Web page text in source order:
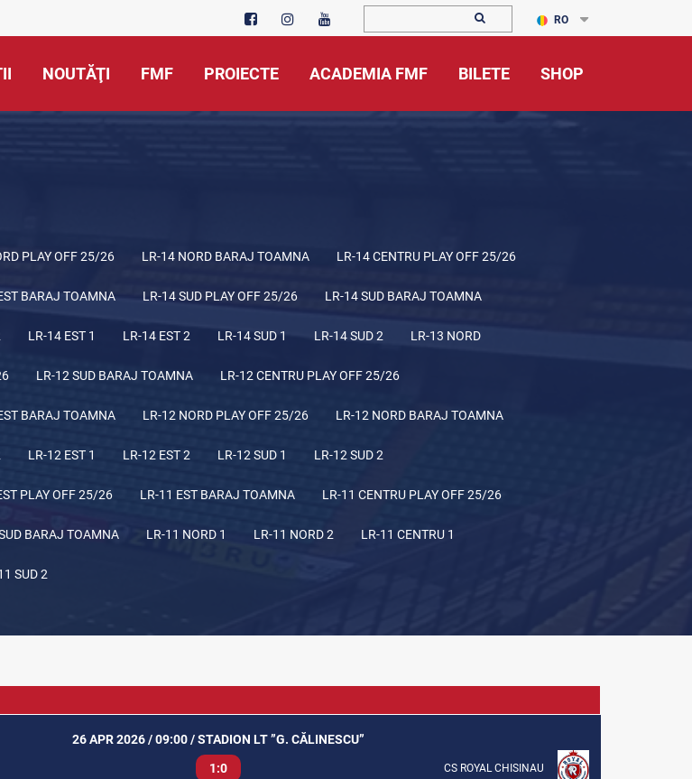
RO
NOUTĂŢI FMF PROIECTE ACADEMIA FMF BILETE SHOP
PLAY OFF 25/26 LR-14 NORD BARAJ TOAMNA LR-14 CENTRU PLAY OFF 25/26
BARAJ TOAMNA LR-14 SUD PLAY OFF 25/26 LR-14 SUD BARAJ TOAMNA
LR-14 EST 1 LR-14 EST 2 LR-14 SUD 1 LR-14 SUD 2 LR-13 NORD
LR-12 SUD BARAJ TOAMNA LR-12 CENTRU PLAY OFF 25/26
BARAJ TOAMNA LR-12 NORD PLAY OFF 25/26 LR-12 NORD BARAJ TOAMNA
LR-12 EST 1 LR-12 EST 2 LR-12 SUD 1 LR-12 SUD 2
PLAY OFF 25/26 LR-11 EST BARAJ TOAMNA LR-11 CENTRU PLAY OFF 25/26
BARAJ TOAMNA LR-11 NORD 1 LR-11 NORD 2 LR-11 CENTRU 1
SUD 2
26 APR 2026 / 09:00 / STADION LT ”G. CĂLINESCU”
1:0 CS ROYAL CHISINAU